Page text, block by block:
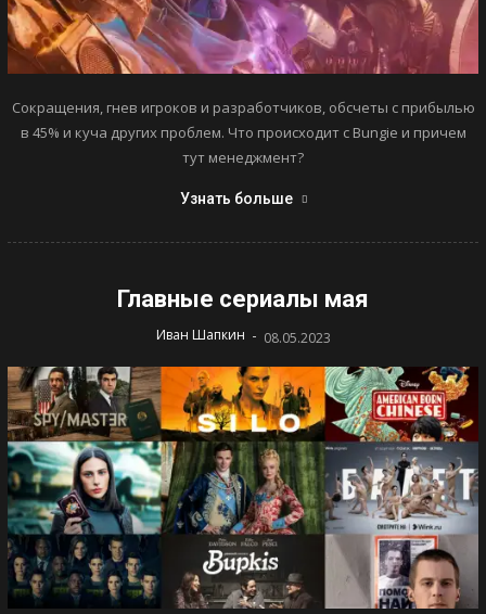
Сокращения, гнев игроков и разработчиков, обсчеты с прибылью
в 45% и куча других проблем. Что происходит с Bungie и причем
тут менеджмент?
Узнать больше
Главные сериалы мая
Иван Шапкин - 08.05.2023